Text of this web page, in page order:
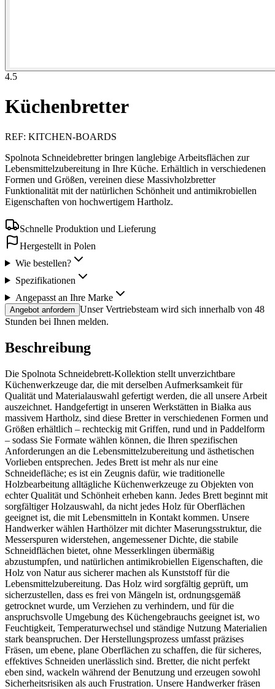
4.5
Küchenbretter
REF: KITCHEN-BOARDS
Spolnota Schneidebretter bringen langlebige Arbeitsflächen zur
Lebensmittelzubereitung in Ihre Küche. Erhältlich in verschiedenen
Formen und Größen, vereinen diese Massivholzbretter
Funktionalität mit der natürlichen Schönheit und antimikrobiellen
Eigenschaften von hochwertigem Hartholz.
Schnelle Produktion und Lieferung
Hergestellt in Polen
Wie bestellen?
Spezifikationen
Angepasst an Ihre Marke
Angebot anfordern Unser Vertriebsteam wird sich innerhalb von 48
Stunden bei Ihnen melden.
Beschreibung
Die Spolnota Schneidebrett-Kollektion stellt unverzichtbare
Küchenwerkzeuge dar, die mit derselben Aufmerksamkeit für
Qualität und Materialauswahl gefertigt werden, die all unsere Arbeit
auszeichnet. Handgefertigt in unseren Werkstätten in Białka aus
massivem Hartholz, sind diese Bretter in verschiedenen Formen und
Größen erhältlich – rechteckig mit Griffen, rund und in Paddelform
– sodass Sie Formate wählen können, die Ihren spezifischen
Anforderungen an die Lebensmittelzubereitung und ästhetischen
Vorlieben entsprechen. Jedes Brett ist mehr als nur eine
Schneidefläche; es ist ein Zeugnis dafür, wie traditionelle
Holzbearbeitung alltägliche Küchenwerkzeuge zu Objekten von
echter Qualität und Schönheit erheben kann. Jedes Brett beginnt mit
sorgfältiger Holzauswahl, da nicht jedes Holz für Oberflächen
geeignet ist, die mit Lebensmitteln in Kontakt kommen. Unsere
Handwerker wählen Harthölzer mit dichter Maserungsstruktur, die
Messerspuren widerstehen, angemessener Dichte, die stabile
Schneidflächen bietet, ohne Messerklingen übermäßig
abzustumpfen, und natürlichen antimikrobiellen Eigenschaften, die
Holz von Natur aus sicherer machen als Kunststoff für die
Lebensmittelzubereitung. Das Holz wird sorgfältig geprüft, um
sicherzustellen, dass es frei von Mängeln ist, ordnungsgemäß
getrocknet wurde, um Verziehen zu verhindern, und für die
anspruchsvolle Umgebung des Küchengebrauchs geeignet ist, wo
Feuchtigkeit, Temperaturwechsel und ständige Nutzung Materialien
stark beanspruchen. Der Herstellungsprozess umfasst präzises
Fräsen, um ebene, plane Oberflächen zu schaffen, die für sicheres,
effektives Schneiden unerlässlich sind. Bretter, die nicht perfekt
eben sind, wackeln während der Benutzung und erzeugen sowohl
Sicherheitsrisiken als auch Frustration. Unsere Handwerker fräsen